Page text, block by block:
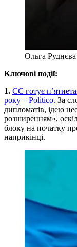
Ольга
Ключові події:
1. ЄС готує
року – Politico. За
дипломатів, ідею
розширенням»,
блоку на початку
наприкінці.